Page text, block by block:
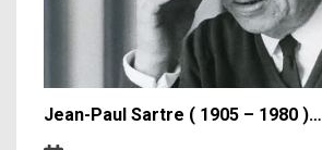
Jean-Paul Sartre ( 1905 – 1980 )…